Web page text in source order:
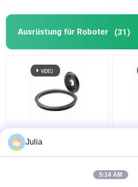
Ausrüstung für Roboter (31)
Roboter-
Gelenkgetriebe Helical
Zahnschleifen für die
Julia
5:14 AM